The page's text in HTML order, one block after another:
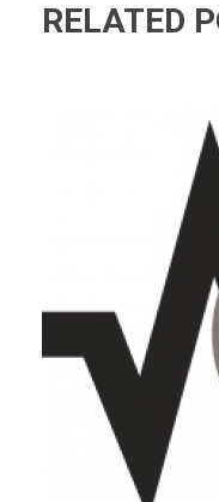
RELATED